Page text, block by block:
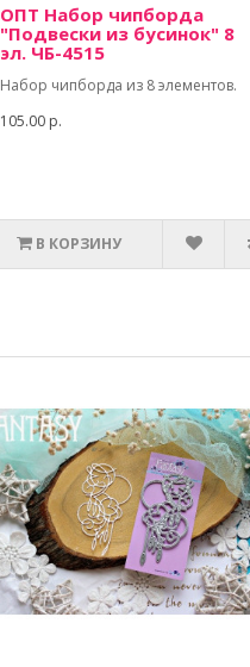
ОПТ Набор чипборда
"Подвески из бусинок" 8
эл. ЧБ-4515
Набор чипборда из 8 элементов.
105.00 р.
В КОРЗИНУ